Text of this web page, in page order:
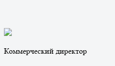
Коммерческий директор